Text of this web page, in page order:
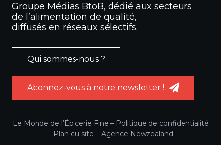
Groupe Médias BtoB, dédié aux secteurs
de l’alimentation de qualité,
diffusés en réseaux sélectifs.
Qui sommes-nous ?
Abonnez-vous à notre newsletter !
Le Monde de l’Épicerie Fine – Politique de confidentialité
– Plan du site – Agence Newzealand